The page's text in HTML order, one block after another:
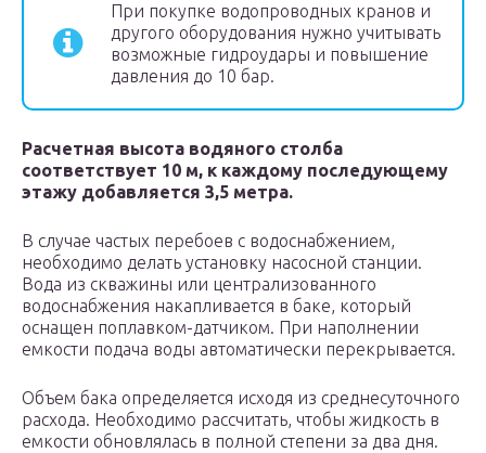
При покупке водопроводных кранов и
другого оборудования нужно учитывать
возможные гидроудары и повышение
давления до 10 бар.
Расчетная высота водяного столба
соответствует 10 м, к каждому последующему
этажу добавляется 3,5 метра.
В случае частых перебоев с водоснабжением,
необходимо делать установку насосной станции.
Вода из скважины или централизованного
водоснабжения накапливается в баке, который
оснащен поплавком-датчиком. При наполнении
емкости подача воды автоматически перекрывается.
Объем бака определяется исходя из среднесуточного
расхода. Необходимо рассчитать, чтобы жидкость в
емкости обновлялась в полной степени за два дня.